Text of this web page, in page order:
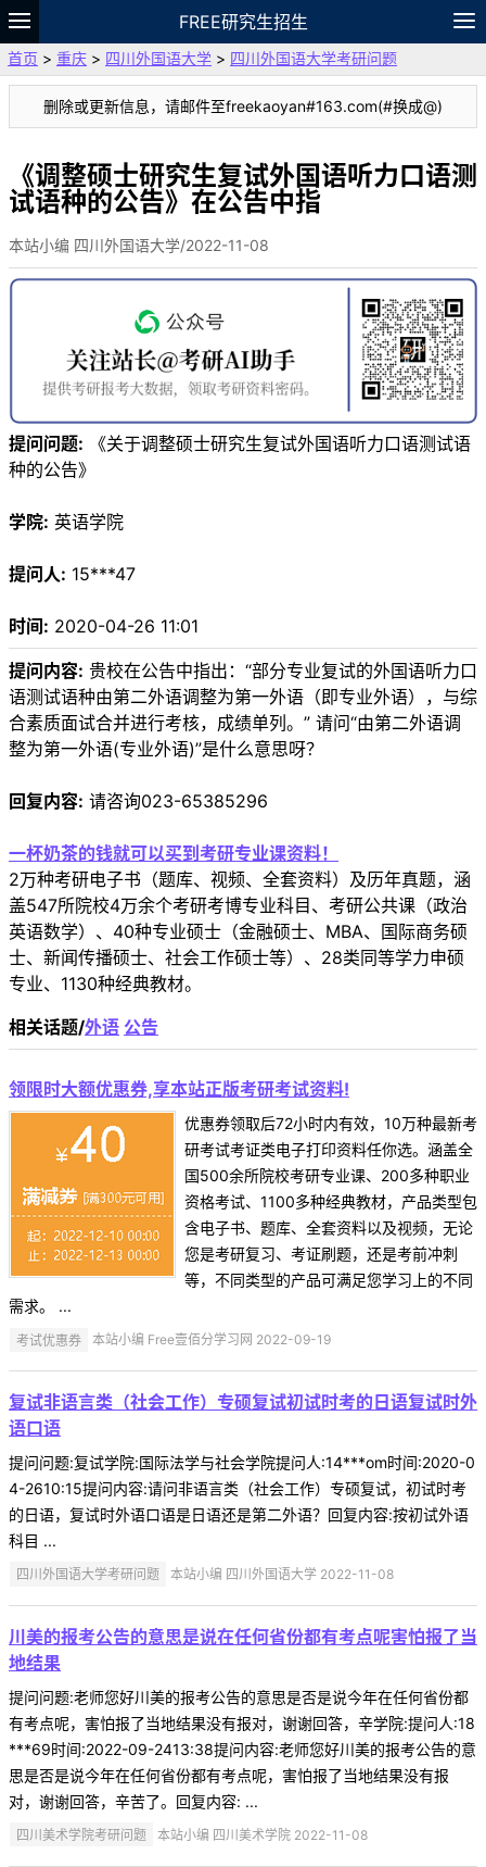
FREE研究生招生
题库
故事 专题 APP 笔记
论坛
VIP
资料
首页 > 重庆 > 四川外国语大学 > 四川外国语大学考研问题
删除或更新信息，请邮件至freekaoyan#163.com(#换成@)
《调整硕士研究生复试外国语听力口语测
试语种的公告》在公告中指
本站小编 四川外国语大学/2022-11-08
提问问题: 《关于调整硕士研究生复试外国语听力口语测试语
种的公告》
学院: 英语学院
提问人: 15***47
时间: 2020-04-26 11:01
提问内容: 贵校在公告中指出：“部分专业复试的外国语听力口
语测试语种由第二外语调整为第一外语（即专业外语），与综
合素质面试合并进行考核，成绩单列。” 请问“由第二外语调
整为第一外语(专业外语)”是什么意思呀？
回复内容: 请咨询023-65385296
一杯奶茶的钱就可以买到考研专业课资料！
2万种考研电子书（题库、视频、全套资料）及历年真题，涵
盖547所院校4万余个考研考博专业科目、考研公共课（政治
英语数学）、40种专业硕士（金融硕士、MBA、国际商务硕
士、新闻传播硕士、社会工作硕士等）、28类同等学力申硕
专业、1130种经典教材。
相关话题/外语 公告
领限时大额优惠券,享本站正版考研考试资料!
优惠券领取后72小时内有效，10万种最新考
研考试考证类电子打印资料任你选。涵盖全
国500余所院校考研专业课、200多种职业
资格考试、1100多种经典教材，产品类型包
含电子书、题库、全套资料以及视频，无论
您是考研复习、考证刷题，还是考前冲刺
等，不同类型的产品可满足您学习上的不同
需求。 ...
考试优惠券 本站小编 Free壹佰分学习网 2022-09-19
复试非语言类（社会工作）专硕复试初试时考的日语复试时外
语口语
提问问题:复试学院:国际法学与社会学院提问人:14***om时间:2020-0
4-2610:15提问内容:请问非语言类（社会工作）专硕复试，初试时考
的日语，复试时外语口语是日语还是第二外语？回复内容:按初试外语
科目 ...
四川外国语大学考研问题 本站小编 四川外国语大学 2022-11-08
川美的报考公告的意思是说在任何省份都有考点呢害怕报了当
地结果
提问问题:老师您好川美的报考公告的意思是否是说今年在任何省份都
有考点呢，害怕报了当地结果没有报对，谢谢回答，辛学院:提问人:18
***69时间:2022-09-2413:38提问内容:老师您好川美的报考公告的意
思是否是说今年在任何省份都有考点呢，害怕报了当地结果没有报
对，谢谢回答，辛苦了。回复内容: ...
四川美术学院考研问题 本站小编 四川美术学院 2022-11-08